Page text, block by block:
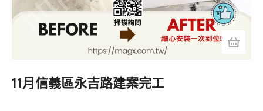
11月信義區永吉路建案完工